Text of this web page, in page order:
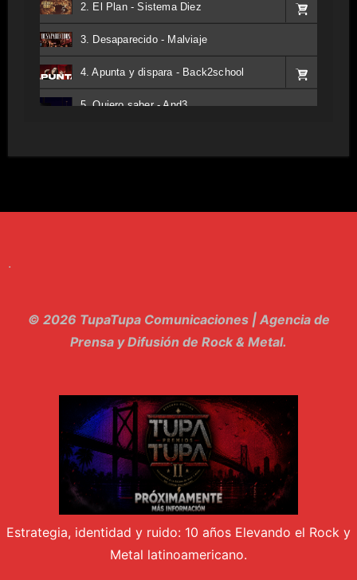
2. El Plan - Sistema Diez
3. Desaparecido - Malviaje
4. Apunta y dispara - Back2school
5. Quiero saber - And3
14. Llanto en el Cielo - Carmaleon
15. Pachakuti - Pleia
16. Demuestro Mi Fe - Epidemia Rapcore
17. Kamikaze - La Pvta Electrica
18. El diablo esta en bora bora - El Sr Jada y los ultimos de la cuadra
.
© 2026 TupaTupa Comunicaciones | Agencia de
Prensa y Difusión de Rock & Metal.
Estrategia, identidad y ruido: 10 años Elevando el Rock y
Metal latinoamericano.